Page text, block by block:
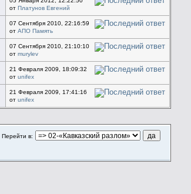
от Платунов Евгений
07 Сентября 2010, 22:16:59
отАПО Память
07 Сентября 2010, 21:10:10
отmurylev
21 Февраля 2009, 18:09:32
отunifex
21 Февраля 2009, 17:41:16
отunifex
Перейти в: